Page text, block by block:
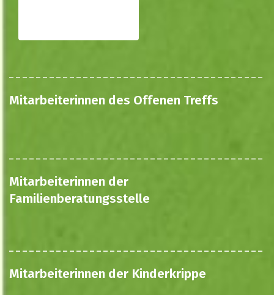
Mitarbeiterinnen des Offenen Treffs
Mitarbeiterinnen der
Familienberatungsstelle
Mitarbeiterinnen der Kinderkrippe